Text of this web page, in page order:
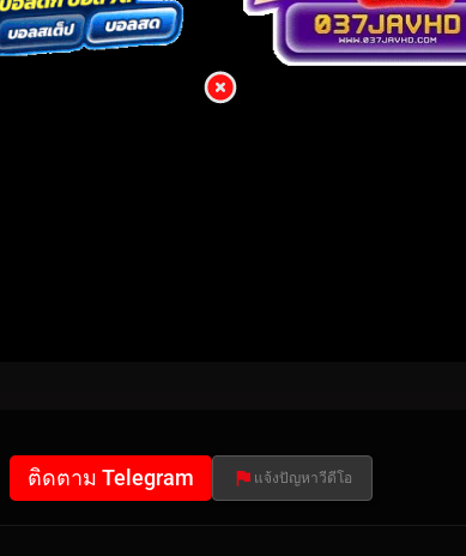
ติดตาม Telegram แจ้งปัญหาวีดีโอ